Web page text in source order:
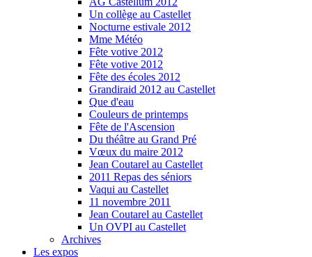
Un collège au Castellet
Nocturne estivale 2012
Mme Météo
Fête votive 2012
Fête votive 2012
Fête des écoles 2012
Grandiraid 2012 au Castellet
Que d'eau
Couleurs de printemps
Fête de l'Ascension
Du théâtre au Grand Pré
Vœux du maire 2012
Jean Coutarel au Castellet
2011 Repas des séniors
Vaqui au Castellet
11 novembre 2011
Jean Coutarel au Castellet
Un OVPI au Castellet
Archives
Les expos